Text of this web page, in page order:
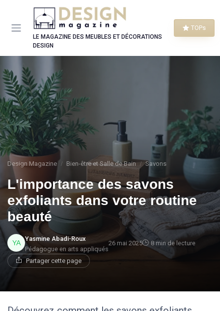
LE MAGAZINE DES MEUBLES ET DÉCORATIONS
DESIGN
TOPs
Design Magazine Bien-être et Salle de Bain Savons
L'importance des savons
exfoliants dans votre routine
beauté
Yasmine Abadi-Roux
Pédagogue en arts appliqués
26 mai 2025 8 min de lecture
Partager cette page
Panneau de gestion des cookies